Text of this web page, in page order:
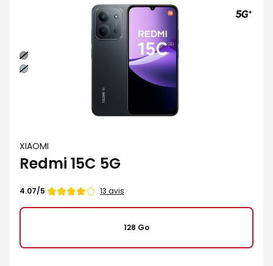
Noir
Vert
XIAOMI
Redmi 15C 5G
Note
4.07/5 13 avis
128 Go